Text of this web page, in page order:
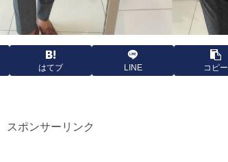
はてブ LINE コピー
スポンサーリンク